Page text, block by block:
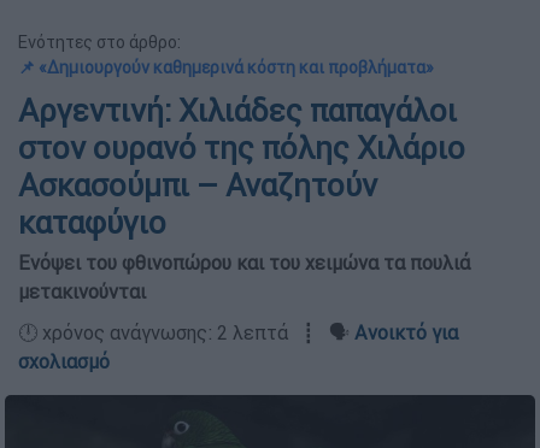
Ενότητες στο άρθρο:
📌 «Δημιουργούν καθημερινά κόστη και προβλήματα»
Αργεντινή: Χιλιάδες παπαγάλοι
στον ουρανό της πόλης Χιλάριο
Ασκασούμπι – Αναζητούν
καταφύγιο
Ενόψει του φθινοπώρου και του χειμώνα τα πουλιά
μετακινούνται
🕛 χρόνος ανάγνωσης: 2 λεπτά ┋ 🗣️ Ανοικτό για
σχολιασμό